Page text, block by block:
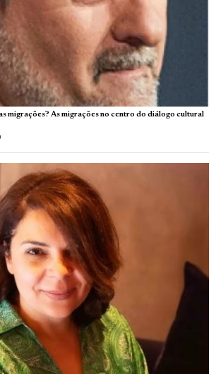
migrações? As migrações no centro do diálogo cultural